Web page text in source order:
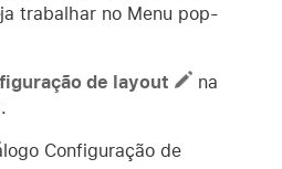
trabalhar no Menu pop-
de layout
na
Configuração de